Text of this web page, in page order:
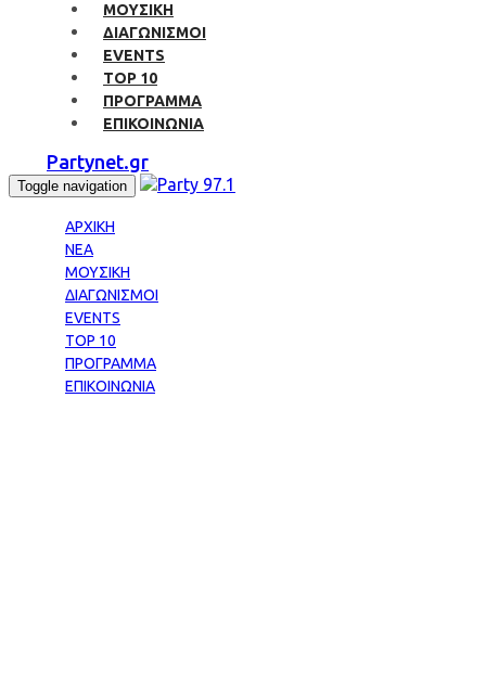
ΜΟΥΣΙΚΗ
ΔΙΑΓΩΝΙΣΜΟΙ
EVENTS
TOP 10
ΠΡΟΓΡΑΜΜΑ
ΕΠΙΚΟΙΝΩΝΙΑ
Partynet.gr
Toggle navigation
ΑΡΧΙΚΗ
ΝΕΑ
ΜΟΥΣΙΚΗ
ΔΙΑΓΩΝΙΣΜΟΙ
EVENTS
TOP 10
ΠΡΟΓΡΑΜΜΑ
ΕΠΙΚΟΙΝΩΝΙΑ